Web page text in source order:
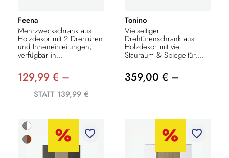
Feena
Mehrzweckschrank aus
Holzdekor mit 2 Drehtüren
und Inneneinteilungen,
verfügbar in...
129,99 € –
STATT 139,99 €
Tonino
Vielseitiger
Drehtürenschrank aus
Holzdekor mit viel
Stauraum & Spiegeltür....
359,00 € –
favorite_border favorite_border